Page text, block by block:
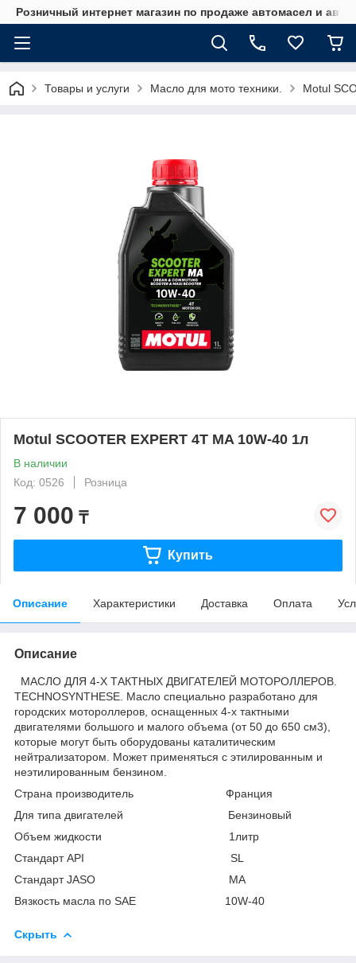
Розничный интернет магазин по продаже автомасел и
Товары и услуги Масло для мото техники. Motul
Motul SCOOTER EXPERT 4T MA 10W-40 1л
В наличии
Код: 0526
Розница
7 000 ₸
Купить
Описание Характеристики Доставка Оплата
Описание
МАСЛО ДЛЯ 4-Х ТАКТНЫХ ДВИГАТЕЛЕЙ МОТОРОЛЛЕРОВ.
TECHNOSYNTHESE. Масло специально разработано для
городских мотороллеров, оснащенных 4-х тактными
двигателями большого и малого объема (от 50 до 650 см3),
которые могут быть оборудованы каталитическим
нейтрализатором. Может применяться с этилированным и
неэтилированным бензином.
Страна производитель Франция
Для типа двигателей Бензиновый
Объем жидкости 1литр
Стандарт API SL
Стандарт JASO MA
Вязкость масла по SAE 10W-40
Скрыть